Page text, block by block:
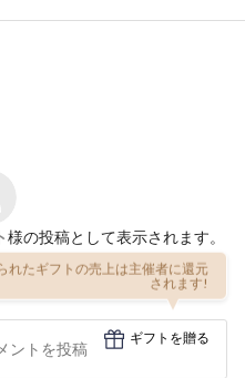
様の投稿として表示されます。
れたギフトの売上は主催者に還元
されます!
ギフトを贈る